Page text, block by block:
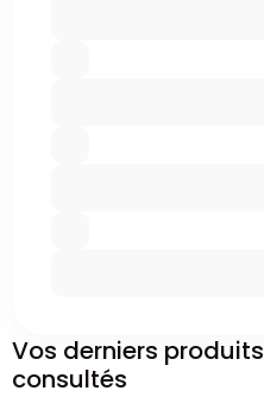
Vos derniers produits
consultés